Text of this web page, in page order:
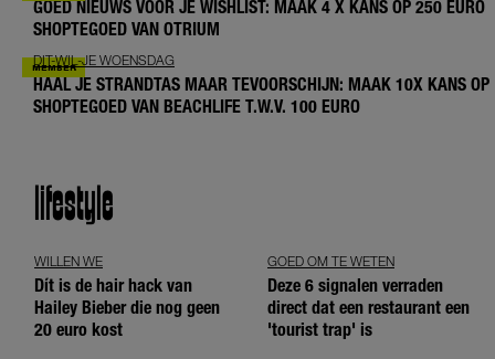
GOED NIEUWS VOOR JE WISHLIST: MAAK 4 X KANS OP 250 EURO
SHOPTEGOED VAN OTRIUM
DIT-WIL-JE WOENSDAG
HAAL JE STRANDTAS MAAR TEVOORSCHIJN: MAAK 10X KANS OP
SHOPTEGOED VAN BEACHLIFE T.W.V. 100 EURO
lifestyle
WILLEN WE
Dít is de hair hack van
Hailey Bieber die nog geen
20 euro kost
GOED OM TE WETEN
Deze 6 signalen verraden
direct dat een restaurant een
'tourist trap' is